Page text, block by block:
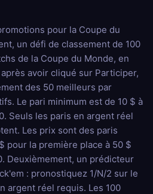
pour la Coupe du
un défi de classement de 100
de la Coupe du Monde, en
avoir cliqué sur Participer,
des 50 meilleurs par
Le pari minimum est de 10 $ à
Seuls les paris en argent réel
Les prix sont des paris
pour la première place à 50 $
Deuxièmement, un prédicteur
: pronostiquez 1/N/2 sur le
argent réel requis. Les 100